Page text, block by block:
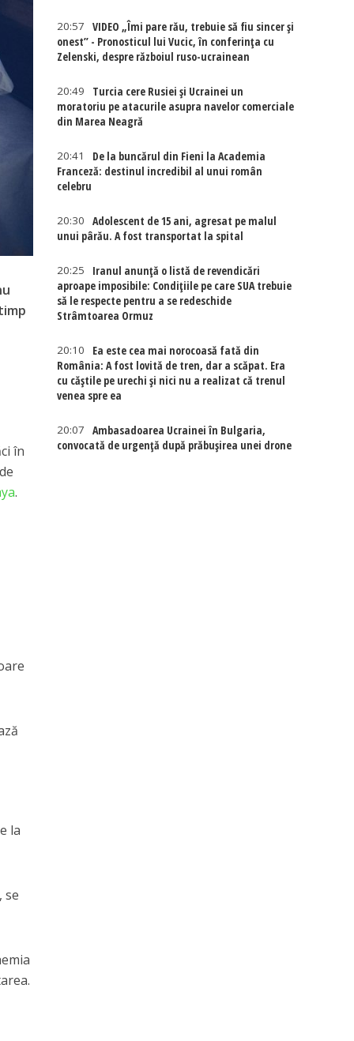
în
.
la
se
20:57
VIDEO „Îmi pare rău, trebuie să fiu sincer și
onest” - Pronosticul lui Vucic, în conferința cu
Zelenski, despre războiul ruso-ucrainean
20:49
Turcia cere Rusiei și Ucrainei un
moratoriu pe atacurile asupra navelor comerciale
din Marea Neagră
20:41
De la buncărul din Fieni la Academia
Franceză: destinul incredibil al unui român
celebru
20:30
Adolescent de 15 ani, agresat pe malul
unui pârău. A fost transportat la spital
20:25
Iranul anunță o listă de revendicări
aproape imposibile: Condițiile pe care SUA trebuie
să le respecte pentru a se redeschide
Strâmtoarea Ormuz
20:10
Ea este cea mai norocoasă fată din
România: A fost lovită de tren, dar a scăpat. Era
cu căștile pe urechi și nici nu a realizat că trenul
venea spre ea
20:07
Ambasadoarea Ucrainei în Bulgaria,
convocată de urgență după prăbușirea unei drone